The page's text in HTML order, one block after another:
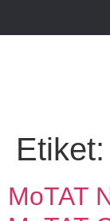
Etiket:
MoTAT